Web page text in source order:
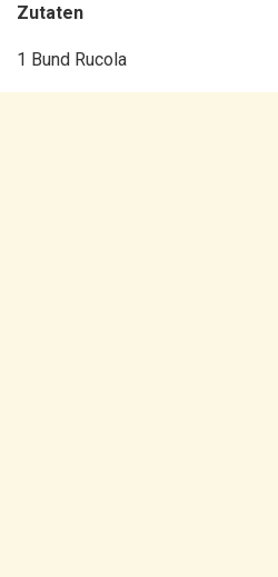
Zutaten
1 Bund Rucola